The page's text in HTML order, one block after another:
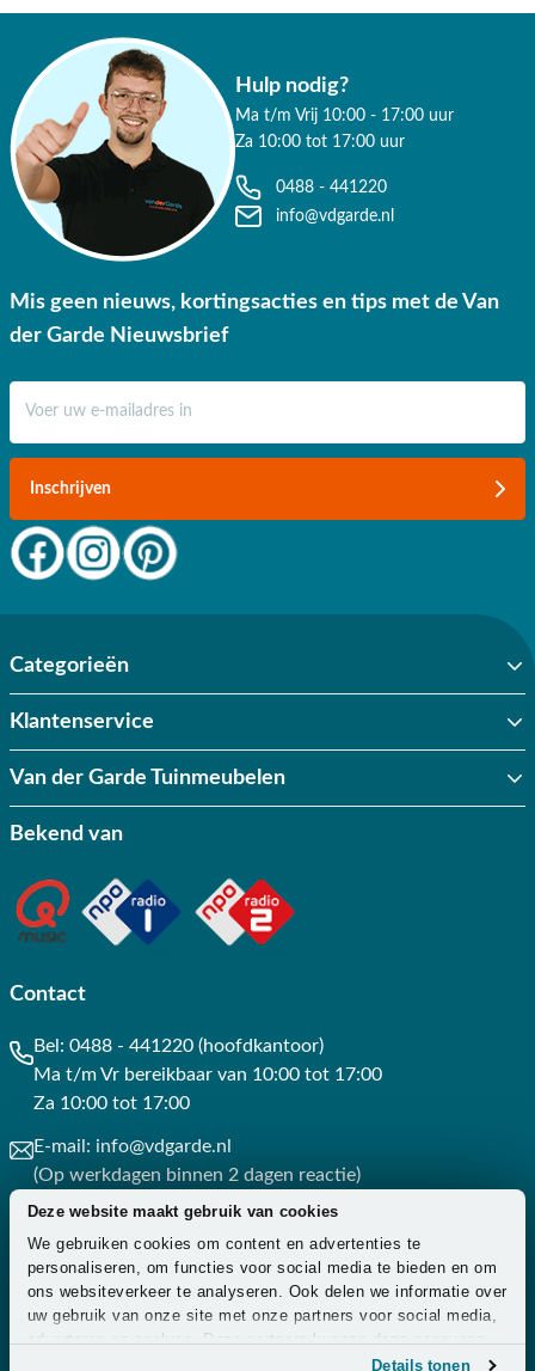
Deze website maakt gebruik van cookies
We gebruiken cookies om content en advertenties te
personaliseren, om functies voor social media te bieden en om
ons websiteverkeer te analyseren. Ook delen we informatie over
uw gebruik van onze site met onze partners voor social media,
adverteren en analyse. Deze partners kunnen deze gegevens
combineren met andere informatie die u aan ze heeft verstrekt
Details tonen
Hulp nodig?
Ma t/m Vrij 10:00 - 17:00 uur
Za 10:00 tot 17:00 uur
0488 - 441220
info@vdgarde.nl
Mis geen nieuws, kortingsacties en tips met de Van
der Garde Nieuwsbrief
Inschrijven
Categorieën
Klantenservice
Van der Garde Tuinmeubelen
Bekend van
Contact
Bel: 0488 - 441220 (hoofdkantoor)
Ma t/m Vr bereikbaar van 10:00 tot 17:00
Za 10:00 tot 17:00
E-mail: info@vdgarde.nl
(Op werkdagen binnen 2 dagen reactie)
Whatsapp: 0488441220
(Op werkdagen binnen 3 uur reactie)